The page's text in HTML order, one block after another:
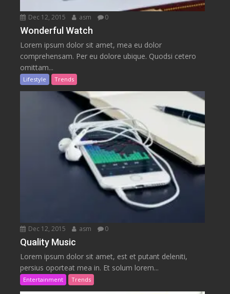
Dec 12, 2015 asm 0
Wonderful Watch
Lorem ipsum dolor sit amet, mea eu dolor
comprehensam. Per eu dolore ubique. Quodsi cetero
omittam...
Lifestyle Trends
Dec 12, 2015 asm 0
Quality Music
Lorem ipsum dolor sit amet, est et putant deleniti,
persius oporteat mea in. Et solum lorem...
Entertainment Trends